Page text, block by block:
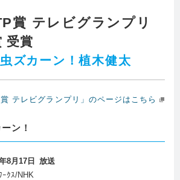
賞 テレビグランプリ
受賞
ズカーン！植木健太
賞 テレビグランプリ」のページはこちら
ン！
8月17日 放送
ｰｸｽ/NHK